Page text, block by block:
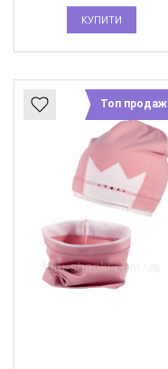
КУПИТИ
Топ продаж